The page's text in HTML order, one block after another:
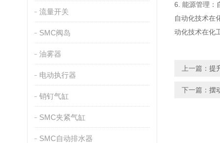
流量开关
SMC阀岛
油雾器
电动执行器
销钉气缸
SMC夹紧气缸
SMC自动排水器
6. 能源管理：
自动化技术在
动化技术在化
上一篇： 提
下一篇： 摆